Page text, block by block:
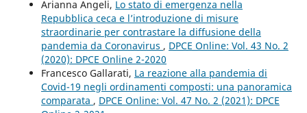
Arianna Angeli, Lo stato di emergenza nella
Repubblica ceca e l’introduzione di misure
straordinarie per contrastare la diffusione della
pandemia da Coronavirus , DPCE Online: Vol. 43 No. 2
(2020): DPCE Online 2-2020
Francesco Gallarati, La reazione alla pandemia di
Covid-19 negli ordinamenti composti: una panoramica
comparata , DPCE Online: Vol. 47 No. 2 (2021): DPCE